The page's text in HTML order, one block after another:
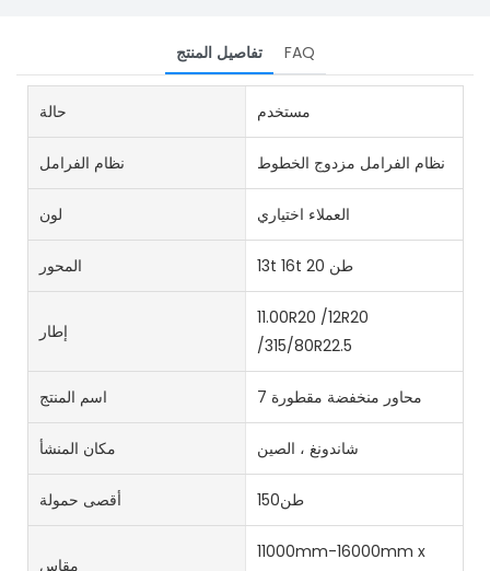
تفاصيل المنتج FAQ
حالة مستخدم
نظام الفرامل نظام الفرامل مزدوج الخطوط
لون العملاء اختياري
المحور 13t 16t 20 طن
إطار
11.00R20 /12R20
/315/80R22.5
اسم المنتج 7 محاور منخفضة مقطورة
مكان المنشأ شاندونغ ، الصين
أقصى حمولة طن150
مقاس
11000mm-16000mm x